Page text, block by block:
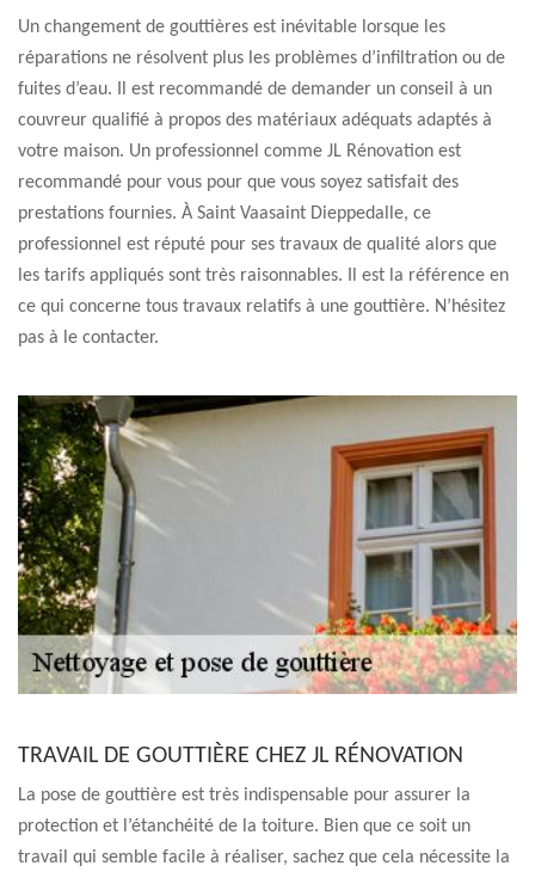
Un changement de gouttières est inévitable lorsque les
réparations ne résolvent plus les problèmes d’infiltration ou de
fuites d’eau. Il est recommandé de demander un conseil à un
couvreur qualifié à propos des matériaux adéquats adaptés à
votre maison. Un professionnel comme JL Rénovation est
recommandé pour vous pour que vous soyez satisfait des
prestations fournies. À Saint Vaasaint Dieppedalle, ce
professionnel est réputé pour ses travaux de qualité alors que
les tarifs appliqués sont très raisonnables. Il est la référence en
ce qui concerne tous travaux relatifs à une gouttière. N’hésitez
pas à le contacter.
TRAVAIL DE GOUTTIÈRE CHEZ JL RÉNOVATION
La pose de gouttière est très indispensable pour assurer la
protection et l’étanchéité de la toiture. Bien que ce soit un
travail qui semble facile à réaliser, sachez que cela nécessite la